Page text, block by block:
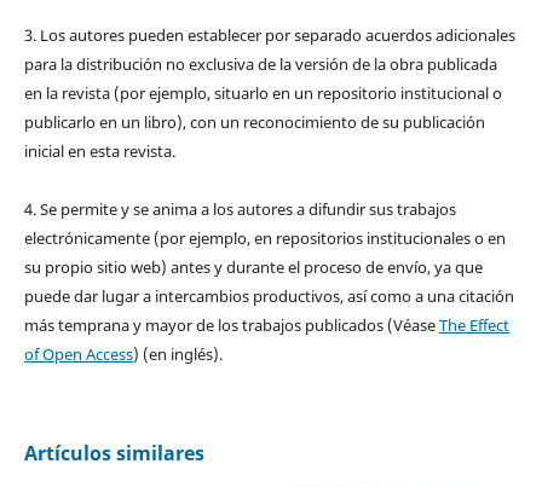
3. Los autores pueden establecer por separado acuerdos adicionales
para la distribución no exclusiva de la versión de la obra publicada
en la revista (por ejemplo, situarlo en un repositorio institucional o
publicarlo en un libro), con un reconocimiento de su publicación
inicial en esta revista.
4. Se permite y se anima a los autores a difundir sus trabajos
electrónicamente (por ejemplo, en repositorios institucionales o en
su propio sitio web) antes y durante el proceso de envío, ya que
puede dar lugar a intercambios productivos, así como a una citación
más temprana y mayor de los trabajos publicados (VéaseThe Effect
of Open Access) (en inglés).
Artículos similares